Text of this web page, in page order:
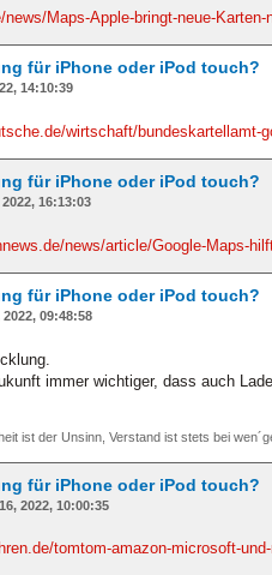
Maps-Apple-bringt-neue-Karten-
für iPhone oder iPod touch?
14:10:39
wirtschaft/bundeskartellamt-
für iPhone oder iPod touch?
16:13:03
news/article/Google-Maps-
für iPhone oder iPod touch?
09:48:58
immer wichtiger, dass auch
ist der Unsinn, Verstand ist stets bei
für iPhone oder iPod touch?
2022, 10:00:35
tomtom-amazon-microsoft-